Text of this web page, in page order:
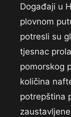
Događaji u
plovnom
potresli su
tjesnac
pomorskog
količina
potrepština